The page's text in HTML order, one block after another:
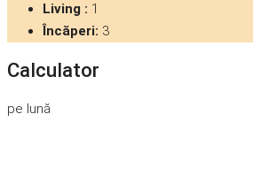
Living : 1
Încăperi: 3
Calculator
pe lună